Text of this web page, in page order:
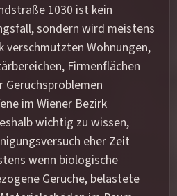
1030 ist kein
sondern wird meistens
verschmutzten Wohnungen,
Firmenflächen
im Wiener Bezirk
wichtig zu wissen,
eher Zeit
wenn biologische
Gerüche, belastete